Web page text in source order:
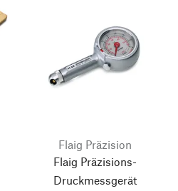
Flaig Präzision
Flaig Präzisions-
Druckmessgerät